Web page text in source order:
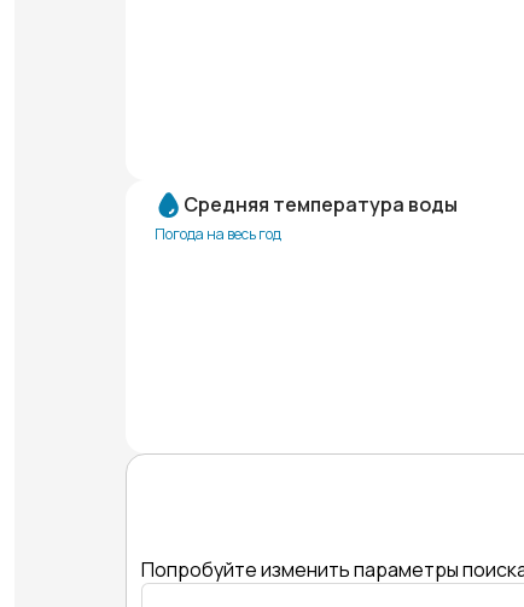
Средняя температура воды
Погода на весь год
Попробуйте изменить параметры